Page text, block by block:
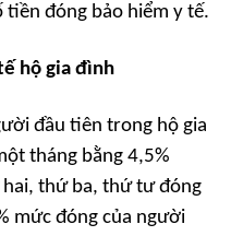
tiền đóng bảo hiểm y tế.
hộ gia đình
đầu tiên trong hộ gia
tháng bằng 4,5%
thứ ba, thứ tư đóng
mức đóng của người